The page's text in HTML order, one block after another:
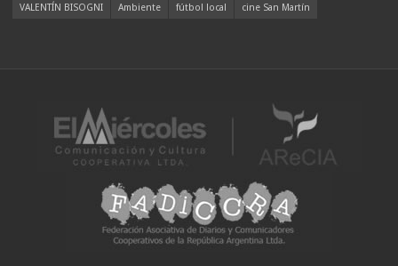
VALENTÍN BISOGNI
Ambiente fútbol local cine San Martín